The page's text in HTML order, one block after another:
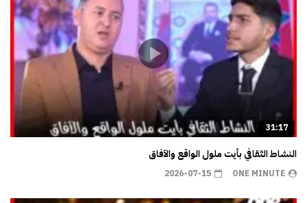
31:17
النشاط الثقافي بأيت ملول الواقع والآفاق
ONE MINUTE
2026-07-15